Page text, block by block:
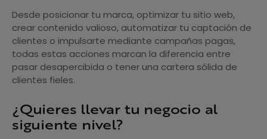
Desde posicionar tu marca, optimizar tu sitio web,
crear contenido valioso, automatizar tu captación de
clientes o impulsarte mediante campañas pagas,
todas estas acciones marcan la diferencia entre
pasar desapercibida o tener una cartera sólida de
clientes fieles.
¿Quieres llevar tu negocio al
siguiente nivel?